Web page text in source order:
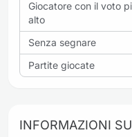
Giocatore con il voto
alto
Senza segnare
Partite giocate
INFORMAZIONI